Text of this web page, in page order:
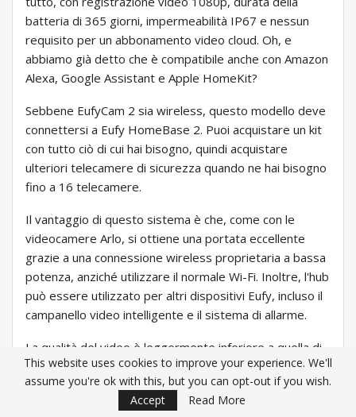
batteria di 365 giorni, impermeabilità IP67 e nessun
requisito per un abbonamento video cloud. Oh, e
abbiamo già detto che è compatibile anche con Amazon
Alexa, Google Assistant e Apple HomeKit?
Sebbene EufyCam 2 sia wireless, questo modello deve
connettersi a Eufy HomeBase 2. Puoi acquistare un kit
con tutto ciò di cui hai bisogno, quindi acquistare
ulteriori telecamere di sicurezza quando ne hai bisogno
fino a 16 telecamere.
Il vantaggio di questo sistema è che, come con le
videocamere Arlo, si ottiene una portata eccellente
grazie a una connessione wireless proprietaria a bassa
potenza, anziché utilizzare il normale Wi-Fi. Inoltre, l'hub
può essere utilizzato per altri dispositivi Eufy, incluso il
campanello video intelligente e il sistema di allarme.
La qualità del video è leggermente inferiore a quella di
Nest Cam IQ Outdoor durante il giorno, anche se il
video era ancora nitido. Abbiamo scoperto che i filmati
della visione notturna erano migliori delle videocamere
This website uses cookies to improve your experience. We'll
assume you're ok with this, but you can opt-out if you wish.
Accept
Read More